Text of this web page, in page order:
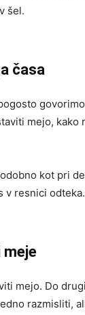
šel.
časa
mejo,
kot pri
v resnici odteka.
mejo. Do
razmisliti,